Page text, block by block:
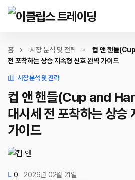
홈 시장 분석 및 전략
컵 앤 핸들
전 포착하는 상승 지속형 신호 완벽 가이드
시장 분석 및 전략
컵 앤 핸들(Cup and
대시세 전 포착하는 상승
가이드
0 2026년 02월 21일